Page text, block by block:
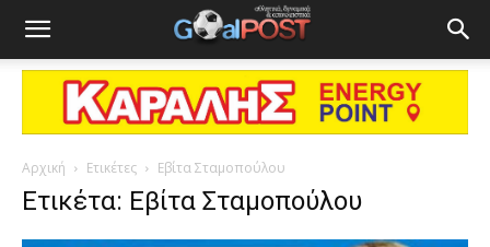
Αρχική Ετικέτες Εβίτα Σταμοπούλου
Ετικέτα: Εβίτα Σταμοπούλου